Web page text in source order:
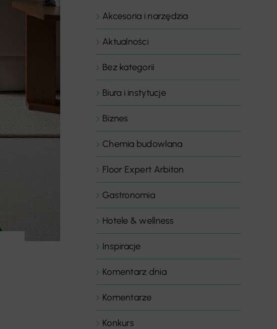
Akcesoria i narzędzia
Aktualności
Bez kategorii
Biura i instytucje
Biznes
Chemia budowlana
Floor Expert Arbiton
Gastronomia
Hotele & wellness
Inspiracje
Komentarz dnia
Komentarze
Konkurs